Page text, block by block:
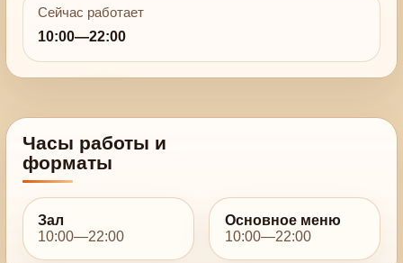
Сейчас работает
10:00—22:00
Часы работы и
форматы
Зал
10:00—22:00
Основное меню
10:00—22:00